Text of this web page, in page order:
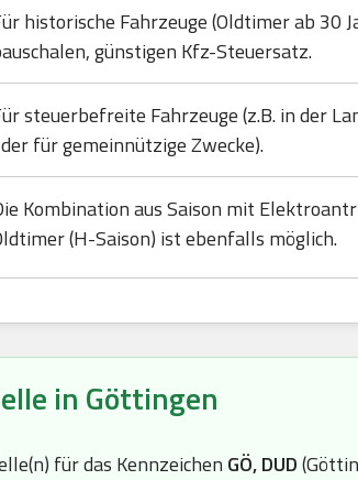
historische Fahrzeuge (Oldtimer ab 30
günstigen Kfz-Steuersatz.
steuerbefreite Fahrzeuge (z.B. in der
für gemeinnützige Zwecke).
Kombination aus Saison mit
(H-Saison) ist ebenfalls möglich.
in Göttingen
für das Kennzeichen GÖ, DUD